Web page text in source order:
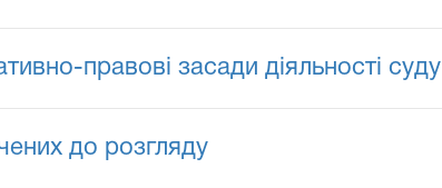
правові засади діяльності суду
до розгляду